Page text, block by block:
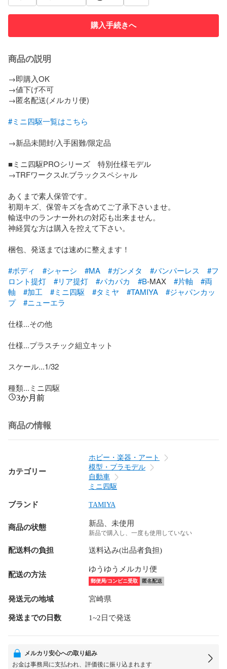
購入手続きへ
商品の説明
→即購入OK
→値下げ不可
→匿名配送(メルカリ便)
#ミニ四駆一覧はこちら
→新品未開封/入手困難/限定品
■ミニ四駆PROシリーズ　特別仕様モデル
→TRFワークスJr.ブラックスペシャル
あくまで素人保管です。
初期キズ、保管キズを含めてご了承下さいませ。
輸送中のランナー外れの対応も出来ません。
神経質な方は購入を控えて下さい。
梱包、発送までは速めに整えます！
#ボディ
#シャーシ #MA #ガンメタ #バンパーレス
#フ
ロント提灯
#リア提灯 #パカパカ #B-MAX #片軸
#両
軸
#加工 #ミニ四駆 #タミヤ #TAMIYA
#ジャパンカッ
プ
#ニューエラ
仕様...その他
仕様...プラスチック組立キット
スケール...1/32
種類...ミニ四駆
3か月前
商品の情報
カテゴリー
ホビー・楽器・アート
模型・プラモデル
自動車
ミニ四駆
ブランド TAMIYA
商品の状態 新品、未使用
新品で購入し、一度も使用していない
配送料の負担 送料込み(出品者負担)
配送の方法
ゆうゆうメルカリ便
郵便局/コンビニ受取 匿名配送
発送元の地域 宮崎県
発送までの日数 1~2日で発送
メルカリ安心への取り組み
お金は事務局に支払われ、評価後に振り込まれます